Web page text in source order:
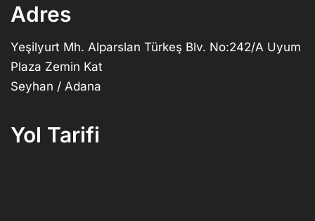
Adres
Yeşilyurt Mh. Alparslan Türkeş Blv. No:242/A Uyum
Plaza Zemin Kat
Seyhan / Adana
Yol Tarifi